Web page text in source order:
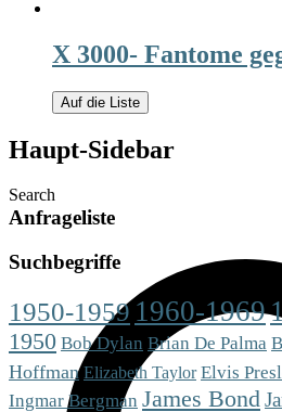
X 3000- Fantome
Auf die Liste
Haupt-Sidebar
Search
Anfrageliste
Suchbegriffe
1950-1959 1960-1969
1950 Bob Dylan Brian De Palma
Hoffman Elizabeth Taylor Elvis
Ingmar Bergman James Bond